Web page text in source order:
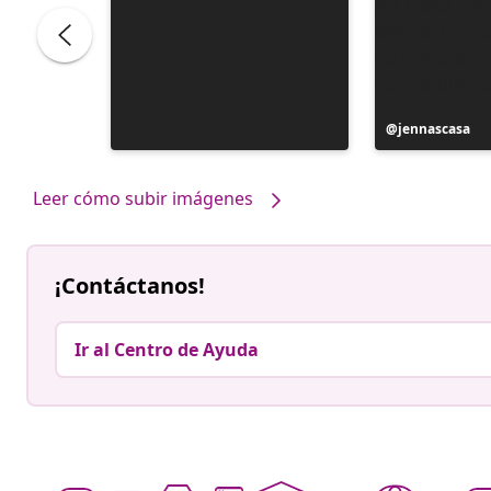
Publicación
realizada
jennascasa
Leer cómo subir imágenes
¡Contáctanos!
Ir al Centro de Ayuda